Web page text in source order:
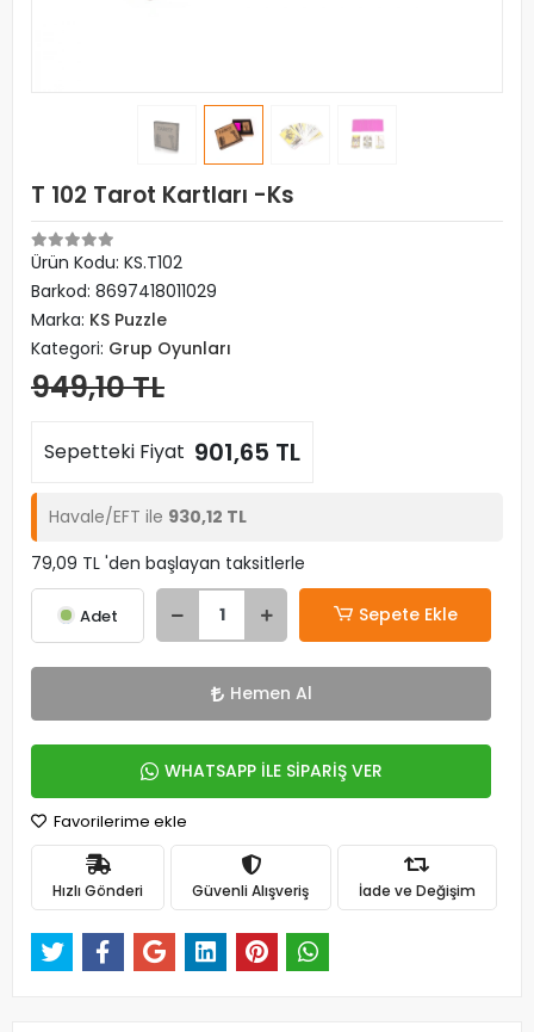
T 102 Tarot Kartları -Ks
Ürün Kodu: KS.T102
Barkod: 8697418011029
Marka: KS Puzzle
Kategori: Grup Oyunları
949,10 TL
Sepetteki Fiyat 901,65 TL
Havale/EFT ile 930,12 TL
79,09 TL 'den başlayan taksitlerle
Adet Sepete Ekle
Hemen Al
WHATSAPP İLE SİPARİŞ VER
Favorilerime ekle
Hızlı Gönderi Güvenli Alışveriş İade ve Değişim